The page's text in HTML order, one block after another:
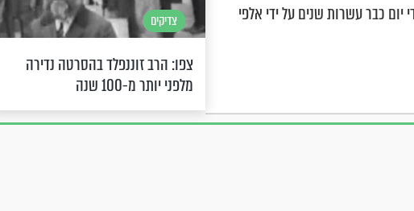
יום כבר עשרות שנים על ידי אלפי
צדיקים
צפו: הרב זוננפלד בהסרטה נדירה
מלפני יותר מ-100 שנה